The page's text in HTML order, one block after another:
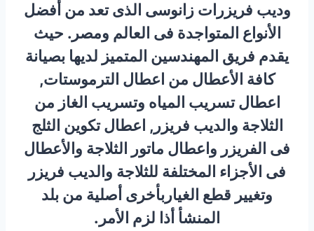
وديب فريزرات زانوسى الذى تعد من أفضل
الأنواع المتواجدة فى العالم ومصر. حيث
يقدم فريق المهندسين المتميز لديها بصيانة
كافة الأعطال من اعطال الترموستات,
اعطال تسريب المياه وتسريب الغاز من
الثلاجة والديب فريزر, اعطال تكوين الثلج
فى الفريزر واعطال ماتور الثلاجة والأعطال
فى الأجزاء المختلفة للثلاجة والديب فريزر
وتغيير قطع الغياربأخرى أصلية من بلد
المنشأ أذا لزم الأمر.